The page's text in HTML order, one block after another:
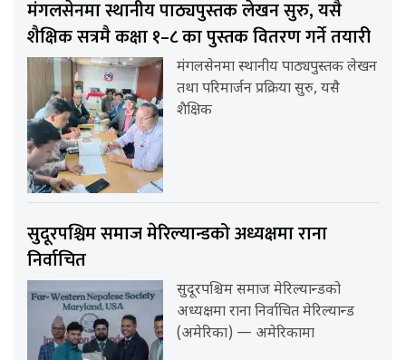
मंगलसेनमा स्थानीय पाठ्यपुस्तक लेखन सुरु, यसै
शैक्षिक सत्रमै कक्षा १–८ का पुस्तक वितरण गर्ने तयारी
मंगलसेनमा स्थानीय पाठ्यपुस्तक लेखन
तथा परिमार्जन प्रक्रिया सुरु, यसै
शैक्षिक
सुदूरपश्चिम समाज मेरिल्यान्डको अध्यक्षमा राना
निर्वाचित
सुदूरपश्चिम समाज मेरिल्यान्डको
अध्यक्षमा राना निर्वाचित मेरिल्यान्ड
(अमेरिका) — अमेरिकामा